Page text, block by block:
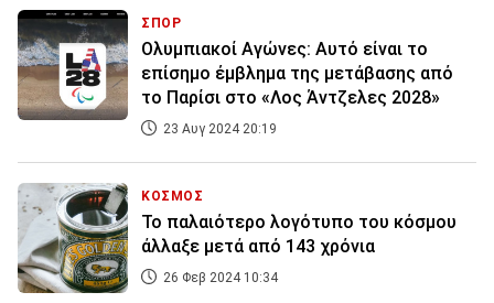
ΣΠΟΡ
Ολυμπιακοί Αγώνες: Αυτό είναι το
επίσημο έμβλημα της μετάβασης από
το Παρίσι στο «Λος Άντζελες 2028»
23 Αυγ 2024 20:19
ΚΟΣΜΟΣ
Το παλαιότερο λογότυπο του κόσμου
άλλαξε μετά από 143 χρόνια
26 Φεβ 2024 10:34